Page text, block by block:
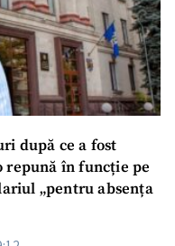
după ce a fost
repună în funcție pe
„pentru absența